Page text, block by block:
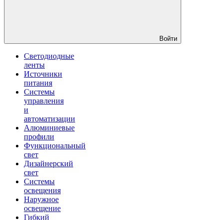
Войти
Светодиодные
ленты
Источники
питания
Системы
управления
и
автоматизации
Алюминиевые
профили
Функциональный
свет
Дизайнерский
свет
Системы
освещения
Наружное
освещение
Гибкий